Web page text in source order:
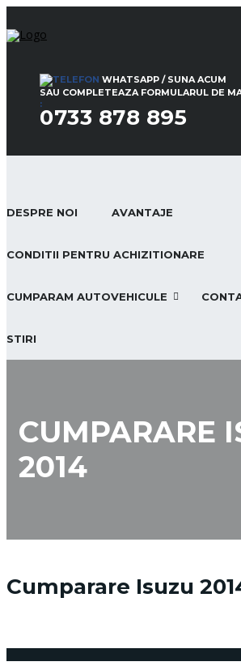
WHATSAPP / SUNA ACUM
SAU COMPLETEAZA FORMULARUL DE
:
0733 878 895
DESPRE NOI AVANTAJE
CONDITII PENTRU ACHIZITIONARE
CUMPARAM AUTOVEHICULE
STIRI
CUMPARARE
2014
Cumparare Isuzu